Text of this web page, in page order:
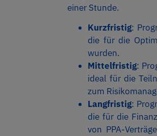
einer Stunde.
Kurzfristig:
die für die
wurden.
Mittelfristig:
ideal für die
zum
Langfristig:
die für die
von PPA-